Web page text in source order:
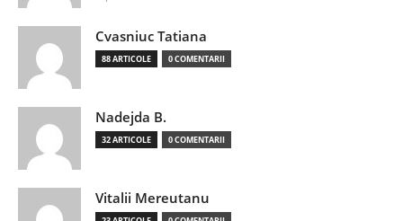
Cvasniuc Tatiana
88 ARTICOLE 0 COMENTARII
Nadejda B.
32 ARTICOLE 0 COMENTARII
Vitalii Mereutanu